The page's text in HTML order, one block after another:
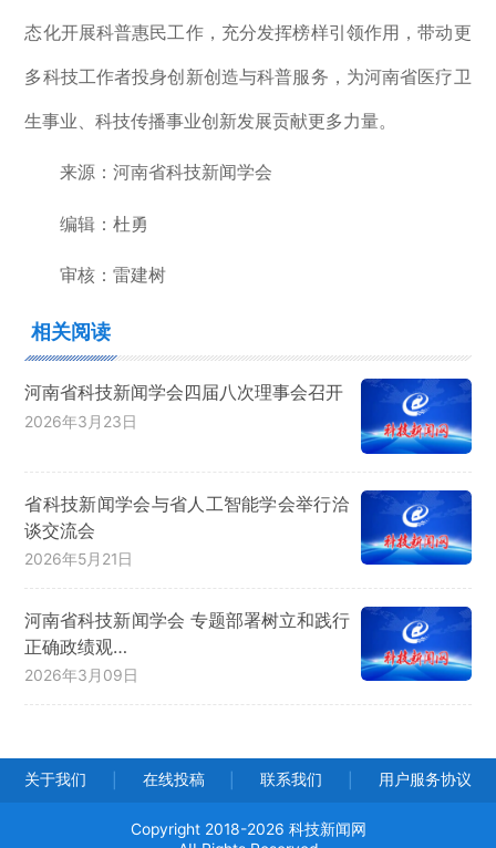
态化开展科普惠民工作，充分发挥榜样引领作用，带动更
多科技工作者投身创新创造与科普服务，为河南省医疗卫
生事业、科技传播事业创新发展贡献更多力量。
来源：河南省科技新闻学会
编辑：杜勇
审核：雷建树
相关阅读
河南省科技新闻学会四届八次理事会召开
2026年3月23日
省科技新闻学会与省人工智能学会举行洽
谈交流会
2026年5月21日
河南省科技新闻学会 专题部署树立和践行
正确政绩观…
2026年3月09日
关于我们 在线投稿 联系我们 用户服务协议
Copyright 2018-2026 科技新闻网